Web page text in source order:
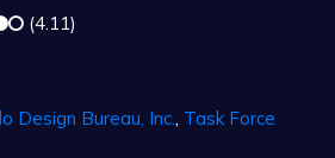
(4.11)
Design Bureau, Inc. Task Force